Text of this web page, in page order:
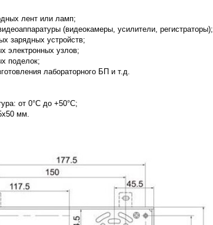
лент или ламп;
(видеокамеры, усилители, регистраторы);
зарядных устройств;
электронных узлов;
поделок;
лабораторного БП и т.д.
от 0°C до +50°C;
мм.